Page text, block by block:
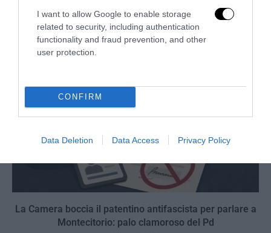
I want to allow Google to enable storage
related to security, including authentication
functionality and fraud prevention, and other
user protection.
CONFIRM
Data Deletion Data Access Privacy Policy
6 Agosto 2026
La Camera boccia il patentino antifascista per parlare a
Montecitorio: palo clamoroso del Pd